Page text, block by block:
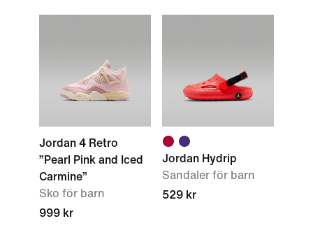
Jordan 4 Retro
”Pearl Pink and Iced
Carmine”
Sko för barn
999 kr
Jordan Hydrip
Sandaler för barn
529 kr